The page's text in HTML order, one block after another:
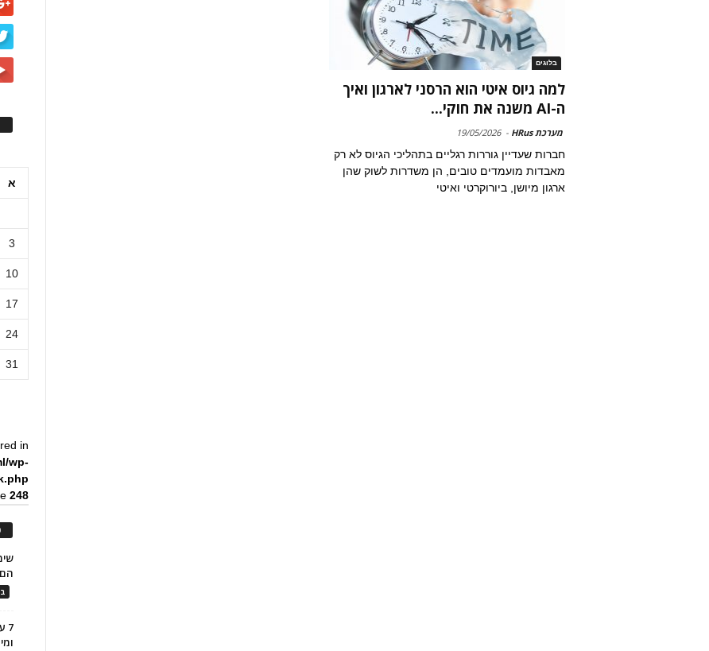
בלוגים
למה גיוס איטי הוא הרסני לארגון ואיך
ה-AI משנה את חוקי...
מערכת HRus -
19/05/2026
חברות שעדיין גוררות רגליים בתהליכי הגיוס לא רק
מאבדות מועמדים טובים, הן משדרות לשוק שהן
ארגון מיושן, ביורוקרטי ואיטי
א
3
10
17
24
31
in
wp-
248